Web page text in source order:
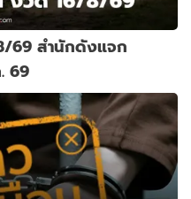
69 สำนักดังแจก
69